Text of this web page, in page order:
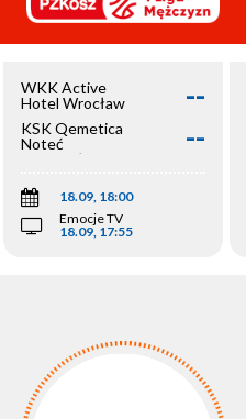
WKK Active
Hotel Wrocław
--
KSK Qemetica
Noteć
Inowrocław
--
18.09, 18:00
Emocje TV
18.09, 17:55